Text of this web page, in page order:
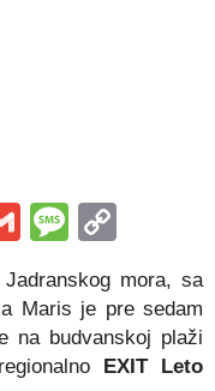
Gmail
mora, sa
Maris je pre sedam
na budvanskoj plaži
EXIT Leto